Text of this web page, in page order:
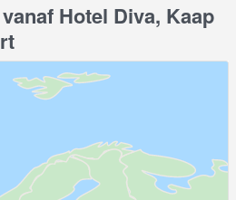
Hotel Diva, Kaap